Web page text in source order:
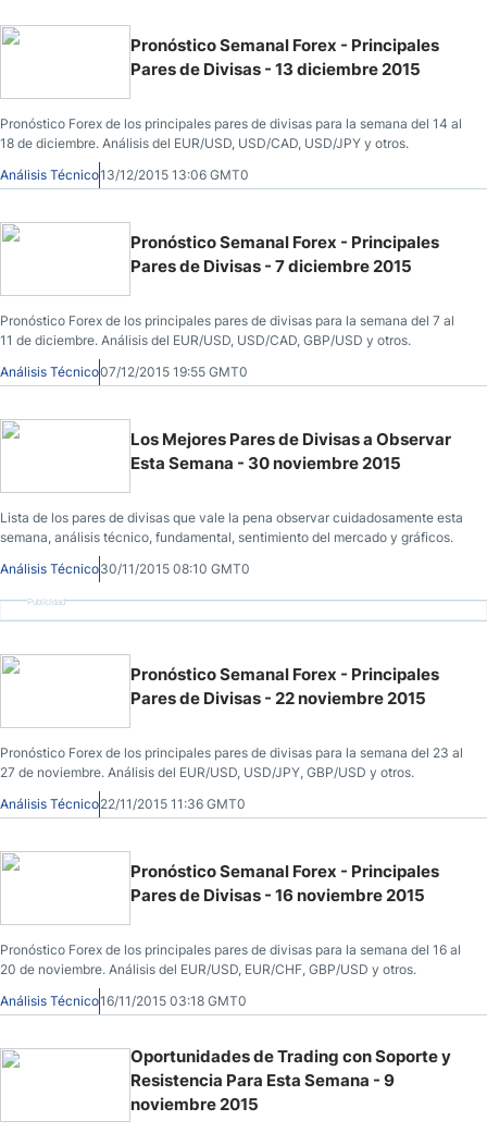
Pronóstico Semanal Forex - Principales
Pares de Divisas - 13 diciembre 2015
Pronóstico Forex de los principales pares de divisas para la semana del 14 al
18 de diciembre. Análisis del EUR/USD, USD/CAD, USD/JPY y otros.
Análisis Técnico13/12/2015 13:06 GMT0
Pronóstico Semanal Forex - Principales
Pares de Divisas - 7 diciembre 2015
Pronóstico Forex de los principales pares de divisas para la semana del 7 al
11 de diciembre. Análisis del EUR/USD, USD/CAD, GBP/USD y otros.
Análisis Técnico07/12/2015 19:55 GMT0
Los Mejores Pares de Divisas a Observar
Esta Semana - 30 noviembre 2015
Lista de los pares de divisas que vale la pena observar cuidadosamente esta
semana, análisis técnico, fundamental, sentimiento del mercado y gráficos.
Análisis Técnico30/11/2015 08:10 GMT0
Publicidad
Pronóstico Semanal Forex - Principales
Pares de Divisas - 22 noviembre 2015
Pronóstico Forex de los principales pares de divisas para la semana del 23 al
27 de noviembre. Análisis del EUR/USD, USD/JPY, GBP/USD y otros.
Análisis Técnico22/11/2015 11:36 GMT0
Pronóstico Semanal Forex - Principales
Pares de Divisas - 16 noviembre 2015
Pronóstico Forex de los principales pares de divisas para la semana del 16 al
20 de noviembre. Análisis del EUR/USD, EUR/CHF, GBP/USD y otros.
Análisis Técnico16/11/2015 03:18 GMT0
Oportunidades de Trading con Soporte y
Resistencia Para Esta Semana - 9
noviembre 2015